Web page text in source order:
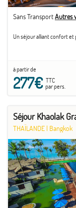
Sans TransportAutres
Un séjour alliant confort et
à partir de
277€TTC
par pers.
Séjour Khaolak
THAÏLANDE | Bangkok